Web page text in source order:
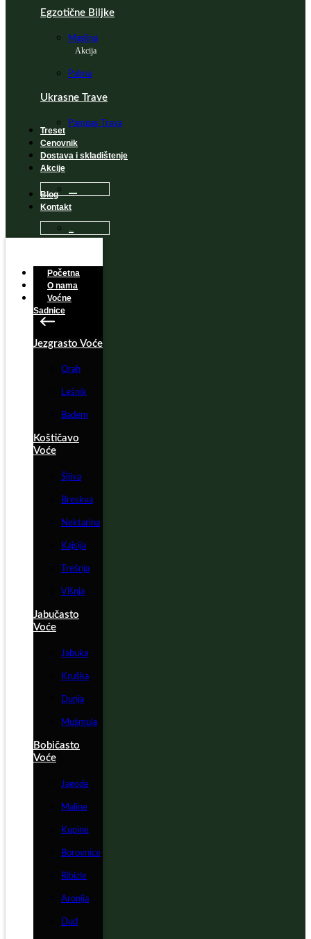
Egzotične Biljke
Maslina
Akcija
Palma
Ukrasne Trave
Pampas Trava
Treset
Cenovnik
Dostava i skladištenje
Akcije
Blog
Kontakt
Početna
O nama
Voćne
Sadnice
Jezgrasto Voće
Orah
Lešnik
Badem
Koštičavo
Voće
Šljiva
Breskva
Nektarina
Kajsija
Trešnja
Višnja
Jabučasto
Voće
Jabuka
Kruška
Dunja
Mušmula
Bobičasto
Voće
Jagode
Maline
Kupine
Borovnice
Ribizle
Aronija
Dud